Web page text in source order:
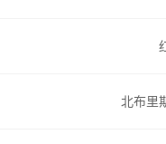
北布里